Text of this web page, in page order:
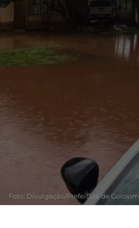
Foto: Divulgação/Prefeitura de Goioxim